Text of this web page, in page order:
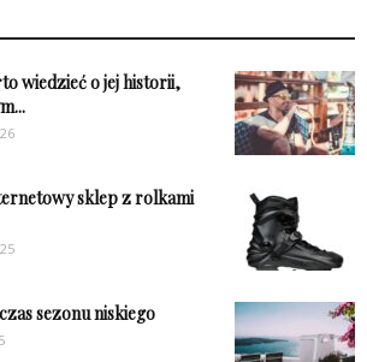
wiedzieć o jej historii,
sklep z rolkami
sezonu niskiego